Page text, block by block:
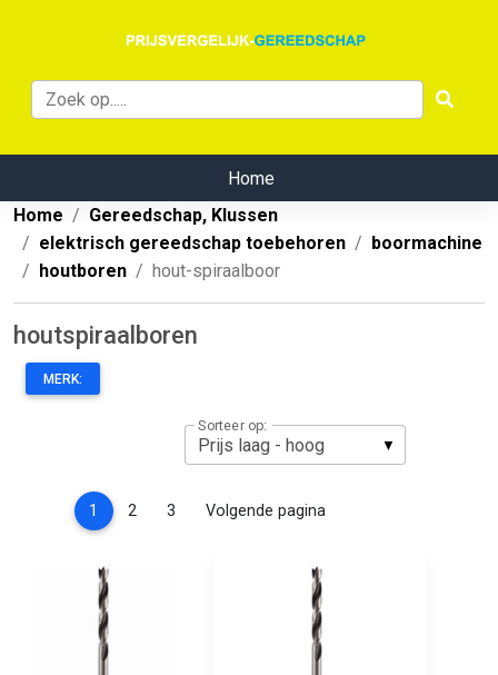
Home
Home
Gereedschap, Klussen
elektrisch gereedschap toebehoren
boormachine
houtboren
hout-spiraalboor
houtspiraalboren
MERK:
Sorteer op:
1 (current)
2 3 Volgende pagina